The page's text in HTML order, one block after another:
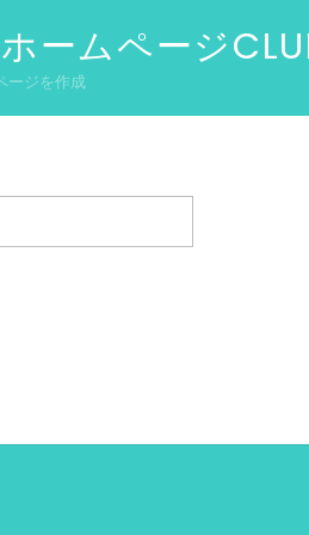
ームページ
ージを作成